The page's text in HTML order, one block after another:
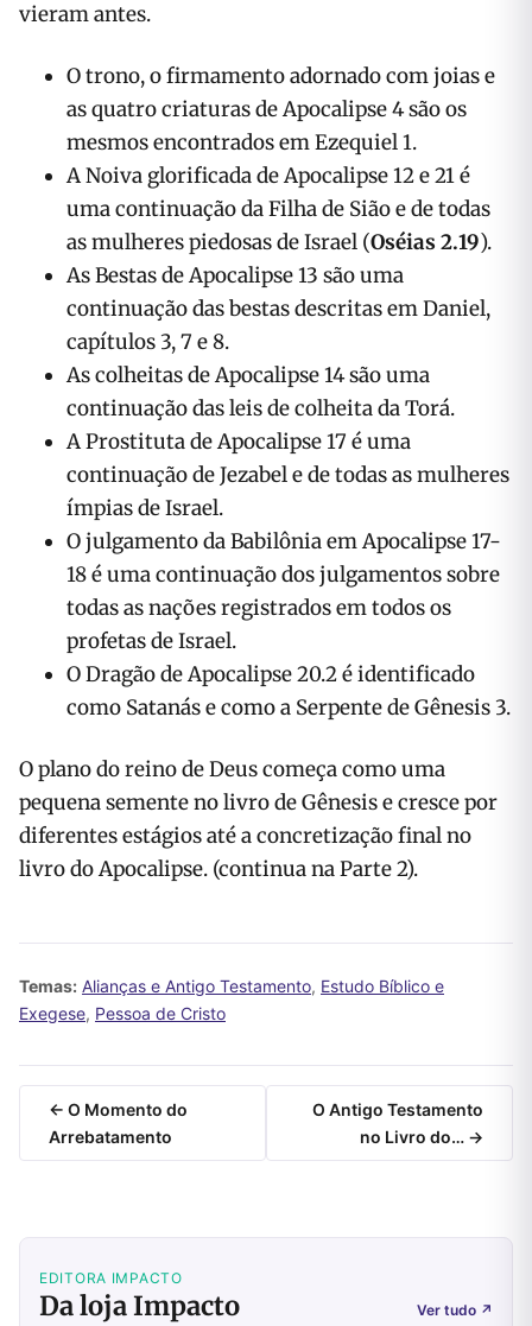
vieram antes.
O trono, o firmamento adornado com joias e
as quatro criaturas de Apocalipse 4 são os
mesmos encontrados em Ezequiel 1.
A Noiva glorificada de Apocalipse 12 e 21 é
uma continuação da Filha de Sião e de todas
as mulheres piedosas de Israel (Oséias 2.19).
​​As Bestas de Apocalipse 13 são uma
continuação das bestas descritas em Daniel,
capítulos 3, 7 e 8.
As colheitas de Apocalipse 14 são uma
continuação das leis de colheita da Torá.
A Prostituta de Apocalipse 17 é uma
continuação de Jezabel e de todas as mulheres
ímpias de Israel.
O julgamento da Babilônia em Apocalipse 17-
18 é uma continuação dos julgamentos sobre
todas as nações registrados em todos os
profetas de Israel.
O Dragão de Apocalipse 20.2 é identificado
como Satanás e como a Serpente de Gênesis 3.
O plano do reino de Deus começa como uma
pequena semente no livro de Gênesis e cresce por
diferentes estágios até a concretização final no
livro do Apocalipse. (continua na Parte 2).
Temas: Alianças e Antigo Testamento, Estudo Bíblico e
Exegese, Pessoa de Cristo
← O Momento do
Arrebatamento
O Antigo Testamento
no Livro do… →
EDITORA IMPACTO
Da loja Impacto Ver tudo ↗